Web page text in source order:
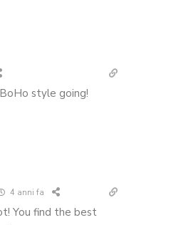
style going!
4 anni fa
You find the best